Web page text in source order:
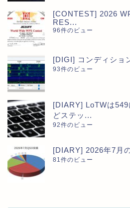
[CONTEST] 2026
RES...
96件のビュー
[DIGI] コンディショ
93件のビュー
[DIARY] LoTWは549
どステッ...
92件のビュー
[DIARY] 2026年7月
81件のビュー